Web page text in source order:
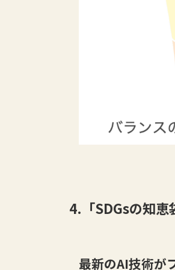
4.「SDGsの知恵
最新のAI技術が